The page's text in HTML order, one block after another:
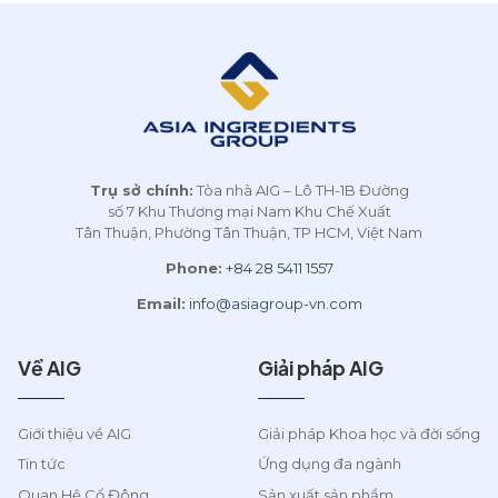
và giải pháp toàn diện cho
ngành thực phẩm và khoa
học đời sống tại khu vực
Châu Á cũng như trên toàn
cầu.
Trụ sở chính:Tòa nhà AIG – Lô TH-1B Đường
số 7 Khu Thương mại Nam Khu Chế Xuất
Tân Thuận, Phường Tân Thuận, TP HCM, Việt Nam
Phone: +84 28 5411 1557
Email: info@asiagroup-vn.com
Về AIG
Giới thiệu về AIG
Tin tức
Giải pháp AIG
Giải pháp Khoa học và đời sống
Ứng dụng đa ngành